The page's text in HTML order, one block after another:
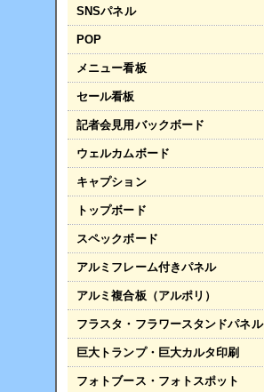
SNSパネル
POP
メニュー看板
セール看板
記者会見用バックボード
ウェルカムボード
キャプション
トップボード
スペックボード
アルミフレーム付きパネル
アルミ複合板（アルポリ）
フラスタ・フラワースタンドパネル
巨大トランプ・巨大カルタ印刷
フォトブース・フォトスポット